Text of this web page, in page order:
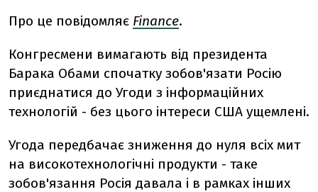
Про це повідомляє Finance.
Конгресмени вимагають від президента
Барака Обами спочатку зобов'язати Росію
приєднатися до Угоди з інформаційних
технологій - без цього інтереси США ущемлені.
Угода передбачає зниження до нуля всіх мит
на високотехнологічні продукти - таке
зобов'язання Росія давала і в рамках інших